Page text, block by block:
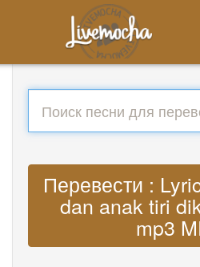
Перевести :
dan anak tiri
mp3